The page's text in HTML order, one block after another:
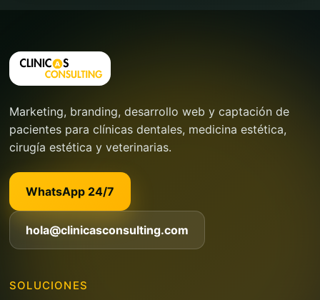
Marketing, branding, desarrollo web y captación de
pacientes para clínicas dentales, medicina estética,
cirugía estética y veterinarias.
WhatsApp 24/7
hola@clinicasconsulting.com
SOLUCIONES